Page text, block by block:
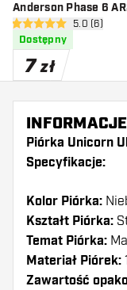
Anderson Phase 6
otwórz
5 gwiazdki oceny5.0 (6)
Dostępny
7 zł
Piórka Unicorn
Specyfikacje:
Kolor Piórka:
Kształt Piórka:
Temat Piórka:
Materiał Piórek:
Zawartość